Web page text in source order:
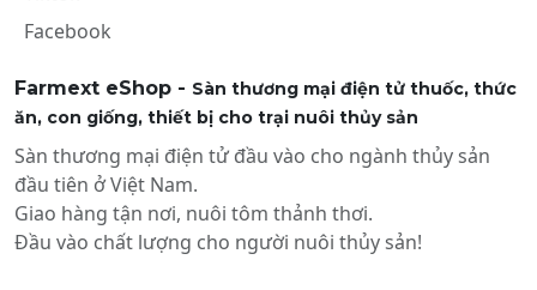
Facebook
Farmext eShop - Sàn thương mại điện tử thuốc, thức
ăn, con giống, thiết bị cho trại nuôi thủy sản
Sàn thương mại điện tử đầu vào cho ngành thủy sản
đầu tiên ở Việt Nam.
Giao hàng tận nơi, nuôi tôm thảnh thơi.
Đầu vào chất lượng cho người nuôi thủy sản!